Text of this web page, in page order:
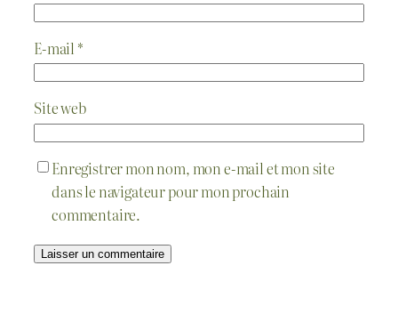
E-mail *
Site web
Enregistrer mon nom, mon e-mail et mon site
dans le navigateur pour mon prochain
commentaire.